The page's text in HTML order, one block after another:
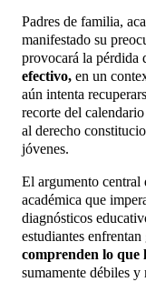
Padres de familia,
manifestado su
provocará la pérdida
efectivo, en un
aún intenta
recorte del
al derecho
jóvenes.
El argumento central
académica que
diagnósticos
estudiantes
comprenden lo que
sumamente débiles y